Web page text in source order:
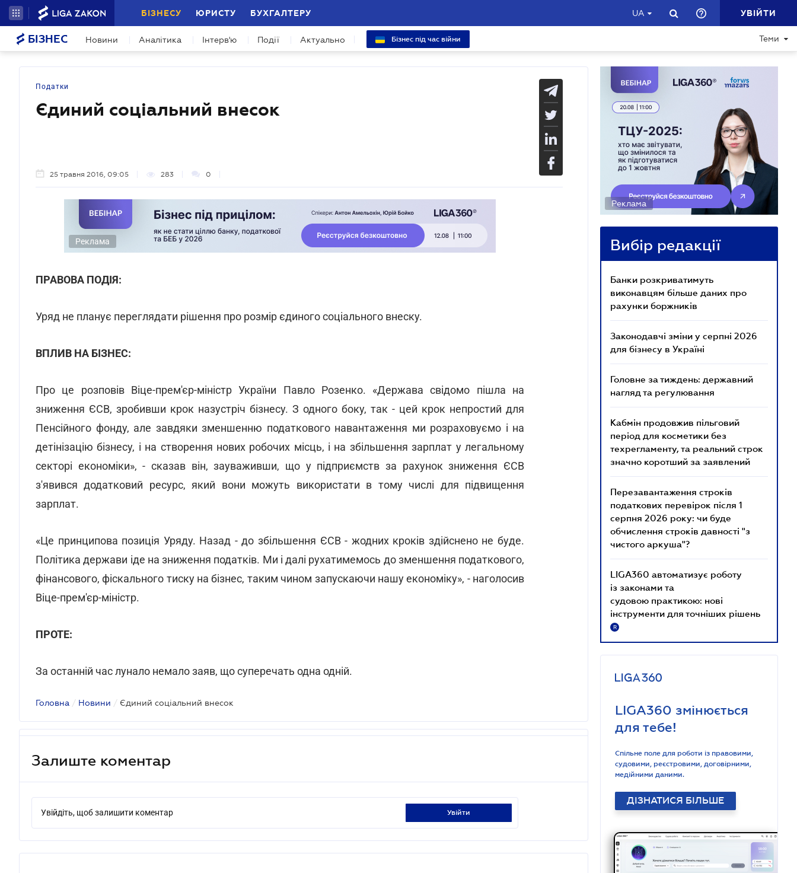
БІЗНЕСУ ЮРИСТУ БУХГАЛТЕРУ UA УВІЙТИ
БІЗНЕС Новини Аналітика Інтерв'ю Події Актуально Бізнес під час війни Теми
Податки
Єдиний соціальний внесок
25 травня 2016, 09:05 283 0
Реклама
ПРАВОВА ПОДІЯ:
Уряд не планує переглядати рішення про розмір єдиного соціального внеску.
ВПЛИВ НА БІЗНЕС:
Про це розповів Віце-прем'єр-міністр України Павло Розенко. «Держава свідомо пішла на
зниження ЄСВ, зробивши крок назустріч бізнесу. З одного боку, так - цей крок непростий для
Пенсійного фонду, але завдяки зменшенню податкового навантаження ми розраховуємо і на
детінізацію бізнесу, і на створення нових робочих місць, і на збільшення зарплат у легальному
секторі економіки», - сказав він, зауваживши, що у підприємств за рахунок зниження ЄСВ
з'явився додатковий ресурс, який вони можуть використати в тому числі для підвищення
зарплат.
«Це принципова позиція Уряду. Назад - до збільшення ЄСВ - жодних кроків здійснено не буде.
Політика держави іде на зниження податків. Ми і далі рухатимемось до зменшення податкового,
фінансового, фіскального тиску на бізнес, таким чином запускаючи нашу економіку», - наголосив
Віце-прем'єр-міністр.
ПРОТЕ:
За останній час лунало немало заяв, що суперечать одна одній.
Головна / Новини / Єдиний соціальний внесок
Залиште коментар
Увійдіть, щоб залишити коментар увійти
Реклама
Вибір редакції
Банки розкриватимуть
виконавцям більше даних про
рахунки боржників
Законодавчі зміни у серпні 2026
для бізнесу в Україні
Головне за тиждень: державний
нагляд та регулювання
Кабмін продовжив пільговий
період для косметики без
техрегламенту, та реальний строк
значно коротший за заявлений
Перезавантаження строків
податкових перевірок після 1
серпня 2026 року: чи буде
обчислення строків давності "з
чистого аркуша"?
LIGA360 автоматизує роботу
із законами та
судовою практикою: нові
інструменти для точніших рішень
R
LIGA360 змінюється
для тебе!
Спільне поле для роботи із правовими,
судовими, реєстровими, договірними,
медійними даними.
ДІЗНАТИСЯ БІЛЬШЕ